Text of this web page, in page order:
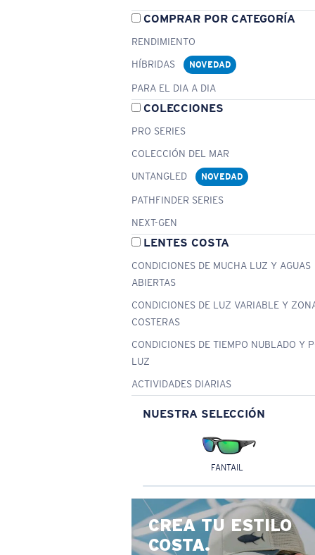
COMPRAR POR CATEGORÍA
RENDIMIENTO
HÍBRIDAS
NOVEDAD
PARA EL DIA A DIA
COLECCIONES
PRO SERIES
COLECCIÓN DEL MAR
UNTANGLED
NOVEDAD
PATHFINDER SERIES
NEXT-GEN
LENTES COSTA
CONDICIONES DE MUCHA LUZ Y AGUAS
ABIERTAS
CONDICIONES DE LUZ VARIABLE Y
COSTERAS
CONDICIONES DE TIEMPO NUBLADO Y
LUZ
ACTIVIDADES DIARIAS
NUESTRA SELECCIÓN
FANTAIL
CREA TU ESTILO
COSTA.